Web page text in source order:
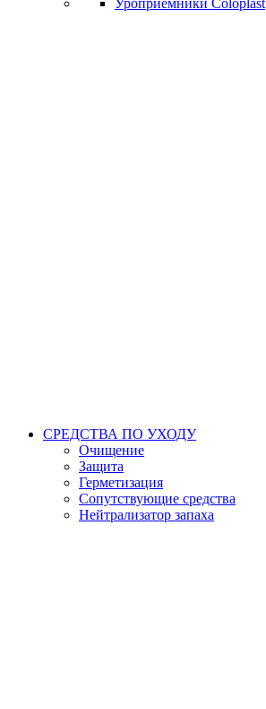
Уроприемники Coloplast
СРЕДСТВА ПО УХОДУ
Очищение
Защита
Герметизация
Сопутствующие средства
Нейтрализатор запаха